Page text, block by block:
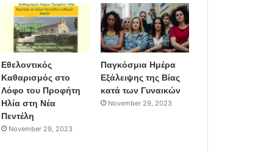
Εθελοντικός
Καθαρισμός στο
Λόφο του Προφήτη
Ηλία στη Νέα
Πεντέλη
November 29, 2023
Παγκόσμια Ημέρα
Εξάλειψης της Βίας
κατά των Γυναικών
November 29, 2023